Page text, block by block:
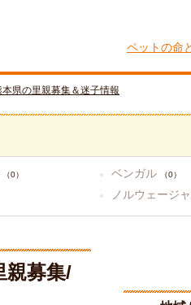
ペットの命
本県の里親募集＆迷子情報
（0） ベンガル （0）
ノルウェージ
親募集/